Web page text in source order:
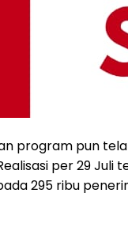
program pun
per 29 Juli
295 ribu